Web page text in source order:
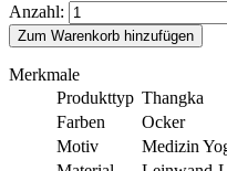
Anzahl:
Zum Warenkorb hinzufügen
Merkmale
Produkttyp Thangka
Farben
Ocker
Motiv
Medizin